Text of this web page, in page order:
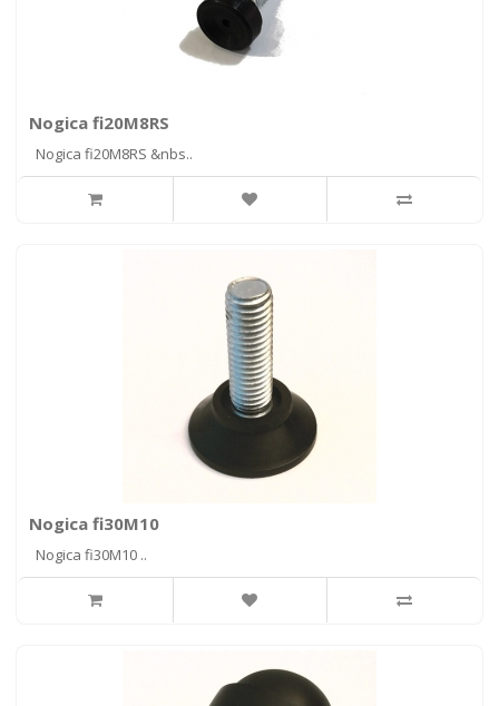
Nogica fi20M8RS
Nogica fi20M8RS &nbs..
Nogica fi30M10
Nogica fi30M10 ..